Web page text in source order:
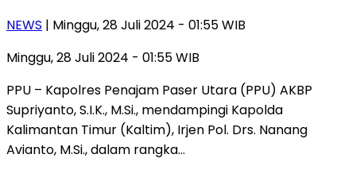
NEWS | Minggu, 28 Juli 2024 - 01:55 WIB
Minggu, 28 Juli 2024 - 01:55 WIB
PPU – Kapolres Penajam Paser Utara (PPU) AKBP
Supriyanto, S.I.K., M.Si., mendampingi Kapolda
Kalimantan Timur (Kaltim), Irjen Pol. Drs. Nanang
Avianto, M.Si., dalam rangka…